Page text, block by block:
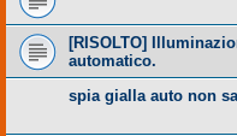
[RISOLTO]
automatico.
spia gialla auto non